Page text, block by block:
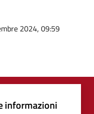
2024, 09:59
informazioni